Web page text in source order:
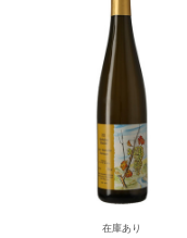
ください。 もし最短日を選択
ください。 ・下記ワインが2本
・ピーロート・
在庫あり